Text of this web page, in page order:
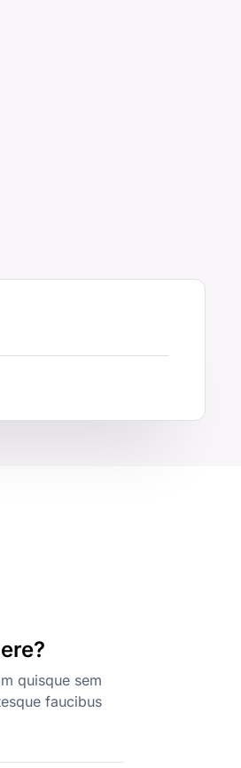
quisque sem
faucibus